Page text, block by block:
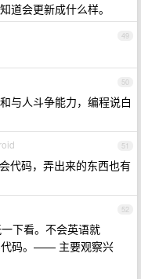
道会更新成什么样。
49
50
与人斗争能力，编程说白
51
代码，弄出来的东西也有
52
下看。不会英语就
代码。—— 主要观察兴